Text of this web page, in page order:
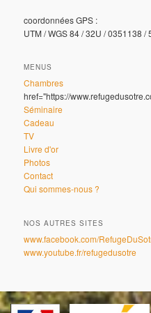
coordonnées GPS :
UTM / WGS 84 / 32U / 0351138 /
MENUS
Chambres
href="https://
Séminaire
Cadeau
TV
Livre d'or
Photos
Contact
Qui sommes-nous ?
NOS AUTRES SITES
www.facebook.com/
www.youtube.fr/refugedusotre